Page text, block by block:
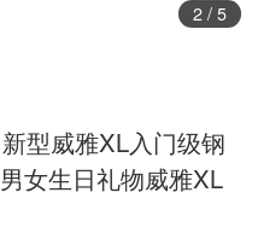
3/ 5
型威雅XL入门级钢
女生日礼物威雅XL